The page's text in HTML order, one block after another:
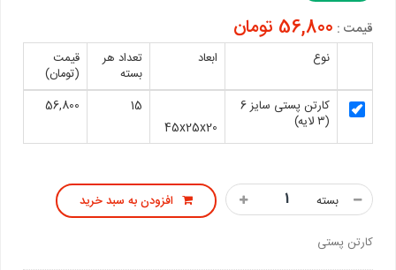
قیمت : 56,800 تومان
نوع ابعاد
تعداد هر
بسته
قیمت
(تومان)
کارتن پستی سایز 6
(۳ لایه)
45x25x20
15
56,800
بسته افزودن به سبد خرید
کارتن پستی